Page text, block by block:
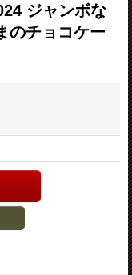
ジャンボな
のチョコケー